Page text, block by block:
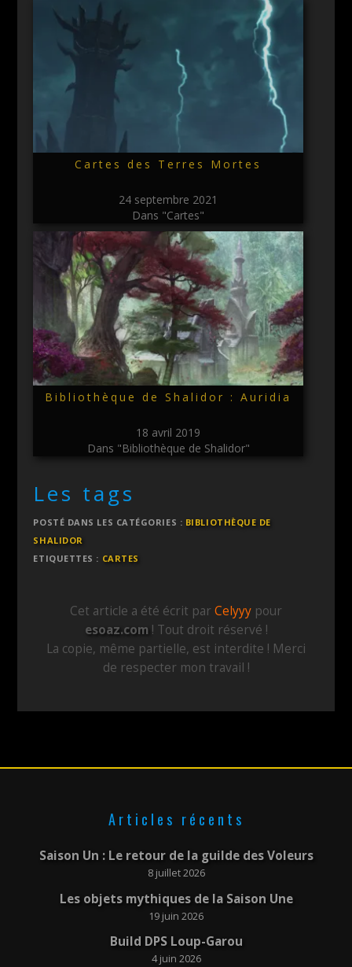
Cartes des Terres Mortes
24 septembre 2021
Dans "Cartes"
Bibliothèque de Shalidor : Auridia
18 avril 2019
Dans "Bibliothèque de Shalidor"
Les tags
POSTÉ DANS LES CATÉGORIES : BIBLIOTHÈQUE DE
SHALIDOR
ETIQUETTES : CARTES
Cet article a été écrit par Celyyy pour
esoaz.com ! Tout droit réservé !
La copie, même partielle, est interdite ! Merci
de respecter mon travail !
Articles récents
Saison Un : Le retour de la guilde des Voleurs
8 juillet 2026
Les objets mythiques de la Saison Une
19 juin 2026
Build DPS Loup-Garou
4 juin 2026